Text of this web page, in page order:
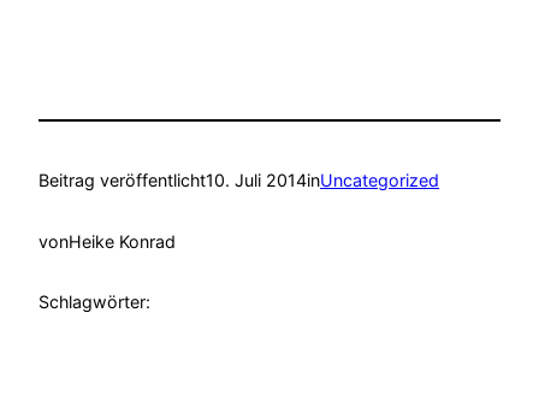
Beitrag veröffentlicht10. Juli 2014inUncategorized
vonHeike Konrad
Schlagwörter: